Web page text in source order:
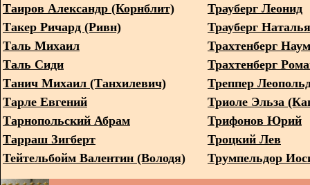
Таиров Александр (Корнблит)
Трауберг Леонид
Такер Ричард (Ривн)
Трауберг Наталья
Таль Михаил
Трахтенберг Наум
Таль Сиди
Трахтенберг
Танич Михаил (Танхилевич)
Треппер
Тарле Евгений
Триоле Эльза
Тарнопольский Абрам
Трифонов Юрий
Тарраш Зигберт
Троцкий Лев
Тейтельбойм Валентин (Володя)
Трумпельдор